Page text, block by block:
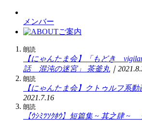
メンバー
ご案内
朗読
【にゃんたま会】「もどき
話 混沌の迷宮」
茶釜丸 ｜
朗読
【にゃんたま会】クトゥルフ系動
2021.7.16
朗読
【ｳｼﾐﾂｿｸﾎｳ】短篇集 ~ 其之肆 ~